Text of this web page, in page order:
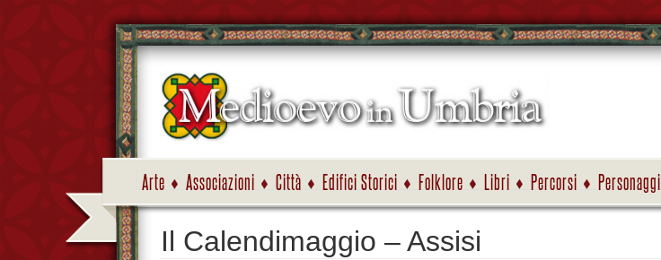
Arte Associazioni Città Edifici Storici Folklore Libri Percorsi Personaggi
Il Calendimaggio – Assisi